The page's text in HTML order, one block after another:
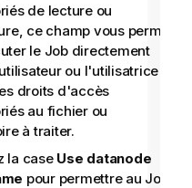
de lecture ou
ce champ vous permet
le Job directement
ou l'utilisatrice
droits d'accès
au fichier ou
à traiter.
la case Use datanode
pour permettre au Job